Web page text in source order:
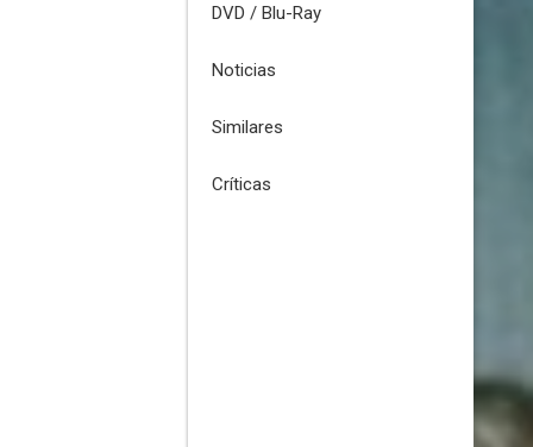
DVD / Blu-Ray
Noticias
Similares
Críticas